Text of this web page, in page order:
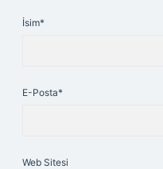
İsim*
E-Posta*
Web Sitesi